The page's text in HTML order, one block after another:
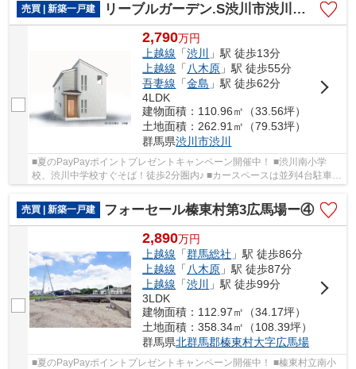
売買 | 新築一戸建
リーブルガーデン.S渋川市渋川第5ー①
2,790万円
上越線 「渋川
」駅 徒歩13分
上越線 「 八木原 」駅 徒歩55分
吾妻線 「金島 」駅 徒歩62分
4LDK
建物面積：110.96㎡（33.56坪）
土地面積：262.91㎡（79.53坪）
群馬県渋川市渋川
■夏のPayPayポイントプレゼントキャンペーン開催中！ ■渋川南小学
校、渋川中学校すぐそば！徒歩2分圏内♪ ■カースペースは並列4台駐車可
能！ ■リビングゆったり21帖！ ○渋川南小学校ま...
売買 | 新築一戸建
フォーセール榛東村第3広馬場ー④
2,890万円
上越線 「群馬総社 」駅 徒歩86分
上越線 「 八木原 」駅 徒歩87分
上越線 「渋川
」駅 徒歩99分
3LDK
建物面積：112.97㎡（34.17坪）
土地面積：358.34㎡（108.39坪）
群馬県北群馬郡榛東村大字広馬場
■夏のPayPayポイントプレゼントキャンペーン開催中！ ■榛東村立南小